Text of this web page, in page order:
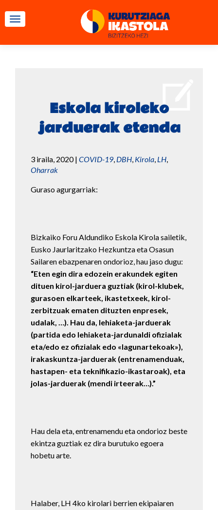
TOGGLE NAVIGATION
Eskola kiroleko
jarduerak etenda
3 iraila, 2020| COVID-19, DBH, Kirola, LH,
Oharrak
Guraso agurgarriak:
Bizkaiko Foru Aldundiko Eskola Kirola sailetik,
Eusko Jaurlaritzako Hezkuntza eta Osasun
Sailaren ebazpenaren ondorioz, hau jaso dugu:
“Eten egin dira edozein erakundek egiten
dituen kirol-jarduera guztiak (kirol-klubek,
gurasoen elkarteek, ikastetxeek, kirol-
zerbitzuak ematen dituzten enpresek,
udalak, …). Hau da, lehiaketa-jarduerak
(partida edo lehiaketa-jardunaldi ofizialak
eta/edo ez ofizialak edo «lagunartekoak»),
irakaskuntza-jarduerak (entrenamenduak,
hastapen- eta teknifikazio-ikastaroak), eta
jolas-jarduerak (mendi irteerak…).”
Hau dela eta, entrenamendu eta ondorioz beste
ekintza guztiak ez dira burutuko egoera
hobetu arte.
Halaber, LH 4ko kirolari berrien ekipaiaren